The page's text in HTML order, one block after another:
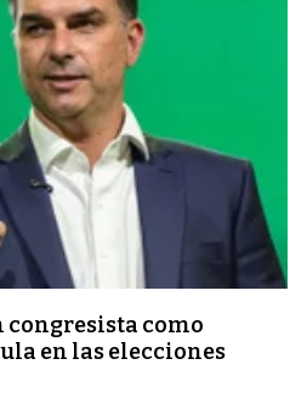
congresista como
en las elecciones